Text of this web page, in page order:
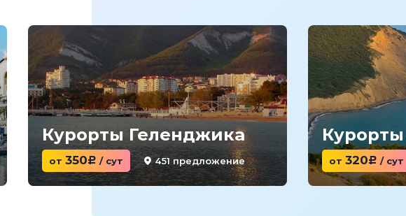
Курорты Геленджика
от 350c / сут 451 предложение от 320c / сут